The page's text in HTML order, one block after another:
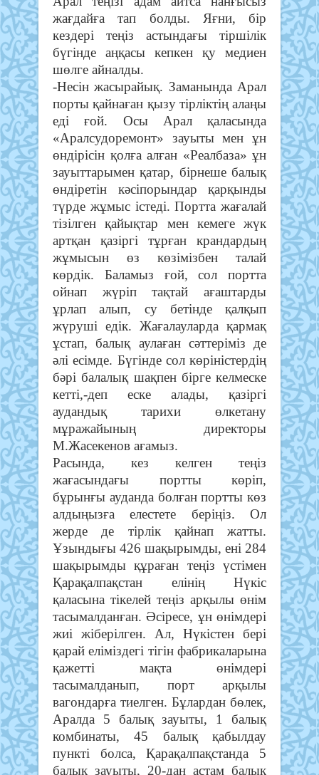
жағдайға тап болды. Яғни, бір
кездері теңіз астындағы тіршілік
бүгінде аңқасы кепкен қу медиен
шөлге айналды.
-Несін жасырайық. Заманында Арал
порты қайнаған қызу тірліктің алаңы
еді ғой. Осы Арал қаласында
«Аралсудоремонт» зауыты мен ұн
өндірісін қолға алған «Реалбаза» ұн
зауыттарымен қатар, бірнеше балық
өндіретін кәсіпорындар қарқынды
түрде жұмыс істеді. Портта жағалай
тізілген қайықтар мен кемеге жүк
артқан қазіргі тұрған крандардың
жұмысын өз көзімізбен талай
көрдік. Баламыз ғой, сол портта
ойнап жүріп тақтай ағаштарды
ұрлап алып, су бетінде қалқып
жүруші едік. Жағалауларда қармақ
ұстап, балық аулаған сәттеріміз де
әлі есімде. Бүгінде сол көріністердің
бәрі балалық шақпен бірге келмеске
кетті,-деп еске алады, қазіргі
аудандық тарихи өлкетану
мұражайының директоры
М.Жасекенов ағамыз.
Расында, кез келген теңіз
жағасындағы портты көріп,
бұрынғы ауданда болған портты көз
алдыңызға елестете беріңіз. Ол
жерде де тірлік қайнап жатты.
Ұзындығы 426 шақырымды, ені 284
шақырымды құраған теңіз үстімен
Қарақалпақстан елінің Нүкіс
қаласына тікелей теңіз арқылы өнім
тасымалданған. Әсіресе, ұн өнімдері
жиі жіберілген. Ал, Нүкістен бері
қарай еліміздегі тігін фабрикаларына
қажетті мақта өнімдері
тасымалданып, порт арқылы
вагондарға тиелген. Бұлардан бөлек,
Аралда 5 балық зауыты, 1 балық
комбинаты, 45 балық қабылдау
пункті болса, Қарақалпақстанда 5
балық зауыты, 20-дан астам балық